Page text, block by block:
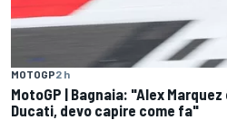
MOTOGP2 h
MotoGP | Bagnaia: "Alex
Ducati, devo capire come fa"